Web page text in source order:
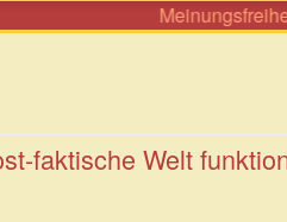
Meinungsfreiheit ist nicht
faktische Welt